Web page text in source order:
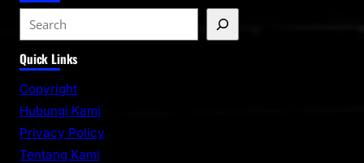
e
a
r
Quick Links
Copyright
Hubungi Kami
Privacy Policy
Tentang Kami